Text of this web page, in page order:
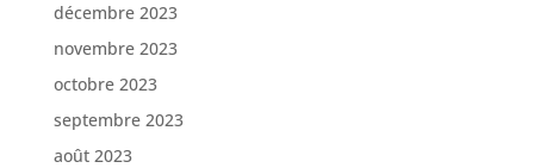
décembre 2023
novembre 2023
octobre 2023
septembre 2023
août 2023